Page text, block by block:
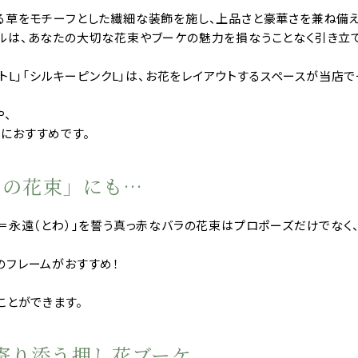
をモチーフとした繊細な装飾を施し、上品さと豪華さを兼ね備
、あなたの大切な花束やブーケの魅力を損なうことなく引き立
L」「シルキーピンクL」は、お花をレイアウトするスペースが当店
おすすめです。
花束」にも…
遠（とわ）」を誓う真っ赤なバラの花束はプロポーズだけでな
レームがおすすめ！
ができます。